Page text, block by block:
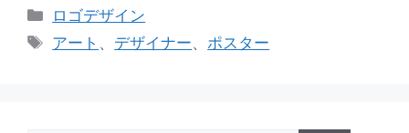
カ
テ
ロゴデザイン
タ
アート 、 デザイナー、 ポスター